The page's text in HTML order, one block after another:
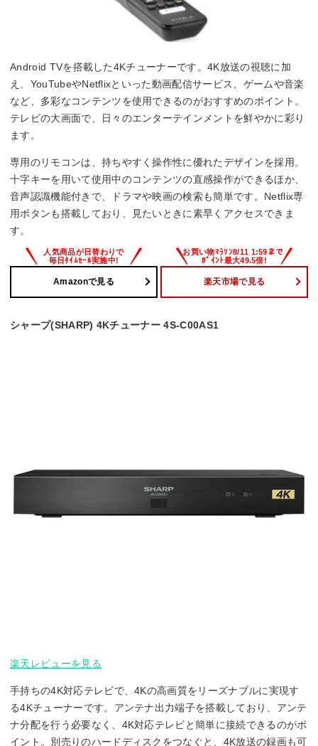
Android TVを搭載した4Kチューナーです。4K放送の視聴に加
え、YouTubeやNetflixといった動画配信サービス、ゲームや音楽
など、多彩なコンテンツを使用できるのがおすすめのポイント。
テレビの大画面で、日々のエンターテインメントを鮮やかに彩り
ます。
専用のリモコンは、持ちやすく操作性に優れたデザインを採用。
十字キーを用いて使用中のコンテンツの直感操作ができるほか、
音声認識機能付きで、ドラマや映画の検索も簡単です。Netflix専
用ボタンも搭載しており、見たいときに素早くアクセスできま
す。
Amazonで見る 楽天市場で見る
シャープ(SHARP) 4Kチューナー 4S-C00AS1
楽天レビューを見る
手持ちの4K対応テレビで、4Kの高画質をリーズナブルに実現す
る4Kチューナーです。アンテナ出力端子を搭載しており、アンテ
ナ分配を行う必要なく、4K対応テレビと簡単に接続できるのがポ
イント。別売りのハードディスクをつなぐと、4K放送の録画も可